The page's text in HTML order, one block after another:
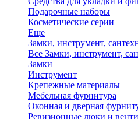
Подарочные наборы
Косметические серии
Еще
Замки, инструмент,
Все Замки, инструмент,
Замки
Инструмент
Крепежные материалы
Мебельная фурнитура
Оконная и дверная
Ревизионные люки и